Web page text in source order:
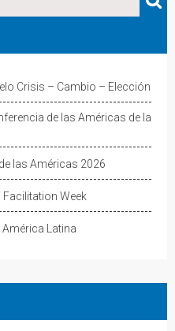
Crisis – Cambio – Elección
de las Américas de la
las Américas 2026
Facilitation Week
Latina